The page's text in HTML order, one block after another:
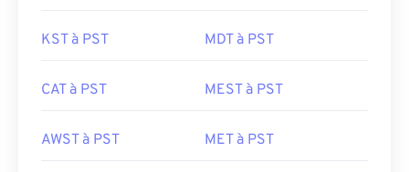
KST à PST MDT à PST
CAT à PST MEST à PST
AWST à PST MET à PST